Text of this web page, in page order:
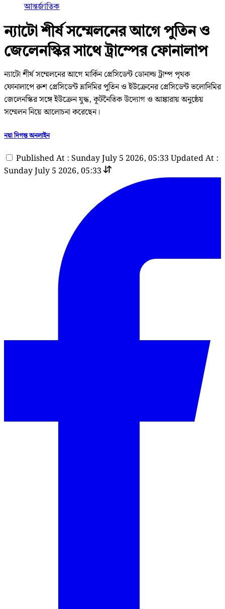
আন্তর্জাতিক
ন্যাটো শীর্ষ সম্মেলনের আগে পুতিন ও
জেলেনস্কির সাথে ট্রাম্পের ফোনালাপ
ন্যাটো শীর্ষ সম্মেলনের আগে মার্কিন প্রেসিডেন্ট ডোনাল্ড ট্রাম্প পৃথক
ফোনালাপে রুশ প্রেসিডেন্ট ভ্লাদিমির পুতিন ও ইউক্রেনের প্রেসিডেন্ট ভলোদিমির
জেলেনস্কির সঙ্গে ইউক্রেন যুদ্ধ, কূটনৈতিক উদ্যোগ ও আঙ্কারায় অনুষ্ঠেয়
সম্মেলন নিয়ে আলোচনা করেছেন।
নয়া দিগন্ত অনলাইন
Published At : Sunday July 5 2026, 05:33 Updated At :
Sunday July 5 2026, 05:33